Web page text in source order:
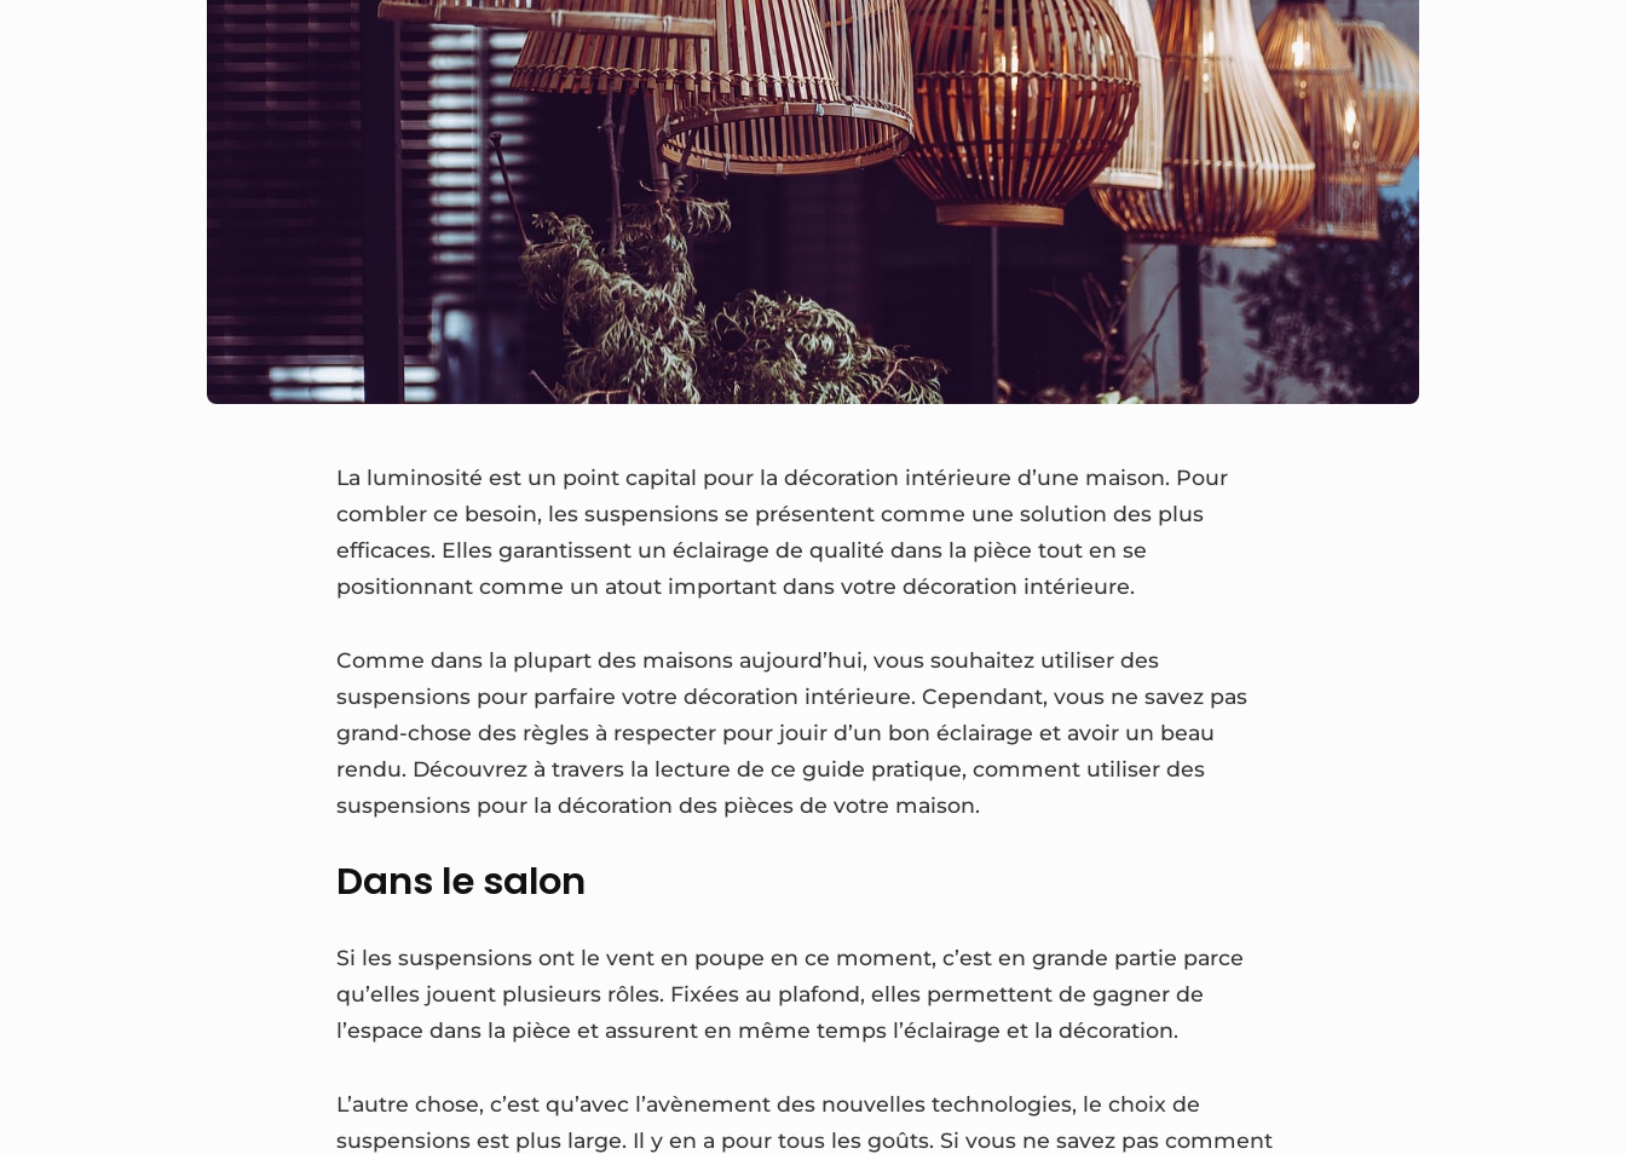
La luminosité est un point capital pour la décoration intérieure d’une maison. Pour
combler ce besoin, les suspensions se présentent comme une solution des plus
efficaces. Elles garantissent un éclairage de qualité dans la pièce tout en se
positionnant comme un atout important dans votre décoration intérieure.
Comme dans la plupart des maisons aujourd’hui, vous souhaitez utiliser des
suspensions pour parfaire votre décoration intérieure. Cependant, vous ne savez pas
grand-chose des règles à respecter pour jouir d’un bon éclairage et avoir un beau
rendu. Découvrez à travers la lecture de ce guide pratique, comment utiliser des
suspensions pour la décoration des pièces de votre maison.
Dans le salon
Si les suspensions ont le vent en poupe en ce moment, c’est en grande partie parce
qu’elles jouent plusieurs rôles. Fixées au plafond, elles permettent de gagner de
l’espace dans la pièce et assurent en même temps l’éclairage et la décoration.
L’autre chose, c’est qu’avec l’avènement des nouvelles technologies, le choix de
suspensions est plus large. Il y en a pour tous les goûts. Si vous ne savez pas comment